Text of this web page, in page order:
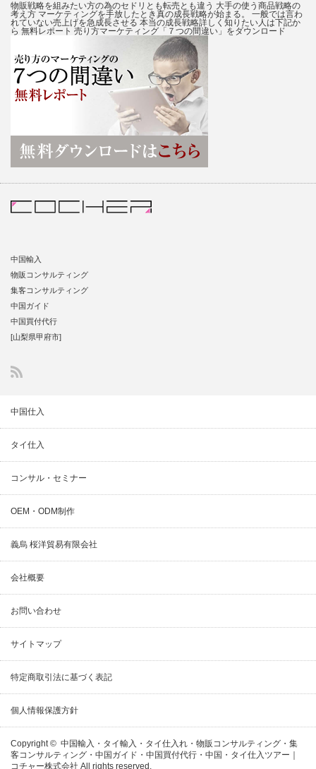
物販戦略を組みたい方の為のセドリとも転売とも違う 大手の使う商品戦略の
考え方 マーケティングを手放したとき真の成長戦略が始まる。 一般では言わ
れていない売上げを急成長させる 本当の成長戦略詳しく知りたい人は下記か
ら 無料レポート 売り方マーケティング「７つの間違い」をダウンロード
中国輸入
物販コンサルティング
集客コンサルティング
中国ガイド
中国買付代行
[山梨県甲府市]
中国仕入
タイ仕入
コンサル・セミナー
OEM・ODM制作
義烏 桜洋貿易有限会社
会社概要
お問い合わせ
サイトマップ
特定商取引法に基づく表記
個人情報保護方針
Copyright © 中国輸入・タイ輸入・タイ仕入れ・物販コンサルティング・集
客コンサルティング・中国ガイド・中国買付代行・中国・タイ仕入ツアー｜
コチャー株式会社 All rights reserved.